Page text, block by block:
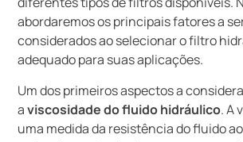
abordaremos os principais fatores a
considerados ao selecionar o filtro
adequado para suas aplicações.
Um dos primeiros aspectos a
aviscosidade do fluido hidráulico. A
uma medida da resistência do fluido